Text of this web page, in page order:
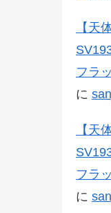
【天
フラ
に
【天
フラ
に